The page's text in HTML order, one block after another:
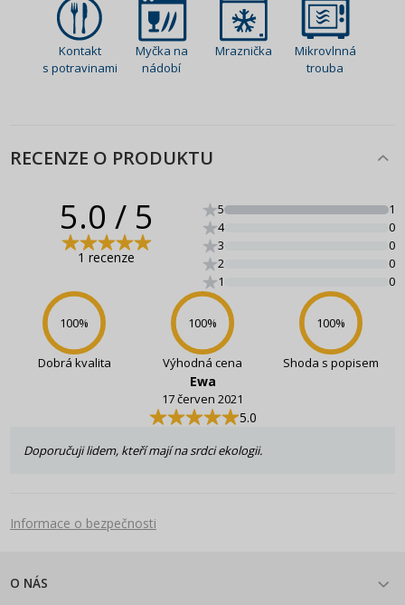
Kontakt
s potravinami
Myčka na
nádobí
Mraznička
Mikrovlnná
trouba
RECENZE O PRODUKTU
5.0 / 5
1 recenze
5
1
4
0
3
0
2
0
1
0
100%
Dobrá kvalita
100%
Výhodná cena
100%
Shoda s popisem
Ewa
17 červen 2021
5.0
Doporučuji lidem, kteří mají na srdci ekologii.
Informace o bezpečnosti
O NÁS